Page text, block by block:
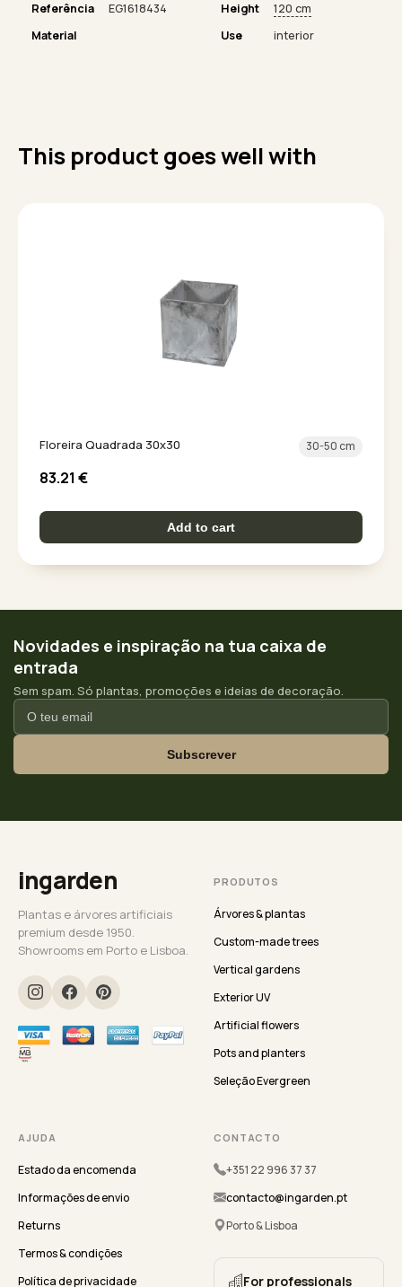
Referência EG1618434 Height
120 cm
Material
Use interior
This product goes well with
Floreira Quadrada 30x30 30-50 cm
83.21 €
Add to cart
Novidades e inspiração na tua caixa de
entrada
Sem spam. Só plantas, promoções e ideias de decoração.
Subscrever
ingarden
Plantas e árvores artificiais
premium desde 1950.
Showrooms em Porto e Lisboa.
PRODUTOS
Árvores & plantas
Custom-made trees
Vertical gardens
Exterior UV
Artificial flowers
Pots and planters
Seleção Evergreen
AJUDA
Estado da encomenda
Informações de envio
Returns
Termos & condições
Política de privacidade
CONTACTO
+351 22 996 37 37
contacto@ingarden.pt
Porto & Lisboa
For professionals